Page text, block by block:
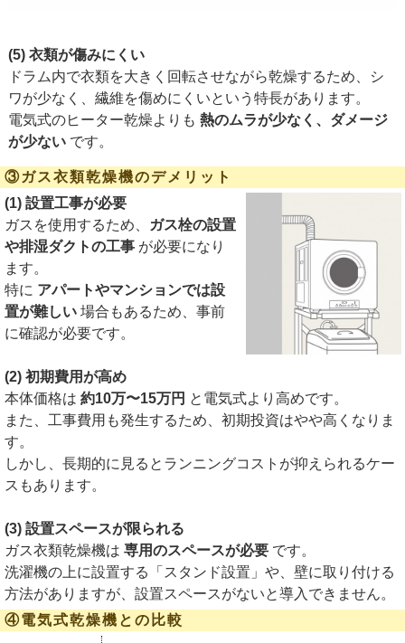
(5) 衣類が傷みにくい
ドラム内で衣類を大きく回転させながら乾燥するため、シ
ワが少なく、繊維を傷めにくいという特長があります。
電気式のヒーター乾燥よりも 熱のムラが少なく、ダメージ
が少ないです。
③ガス衣類乾燥機のデメリット
(1) 設置工事が必要
ガスを使用するため、
ガス栓の設置
や排湿ダクトの工事 が必要になり
ます。
特に アパートやマンションでは設
置が難しい 場合もあるため、事前
に確認が必要です。
(2) 初期費用が高め
本体価格は 約10万〜15万円 と電気式より高めです。
また、工事費用も発生するため、初期投資はやや高くなりま
す。
しかし、長期的に見るとランニングコストが抑えられるケー
スもあります。
(3) 設置スペースが限られる
ガス衣類乾燥機は 専用のスペースが必要 です。
洗濯機の上に設置する「スタンド設置」や、壁に取り付ける
方法がありますが、設置スペースがないと導入できません。
④電気式乾燥機との比較